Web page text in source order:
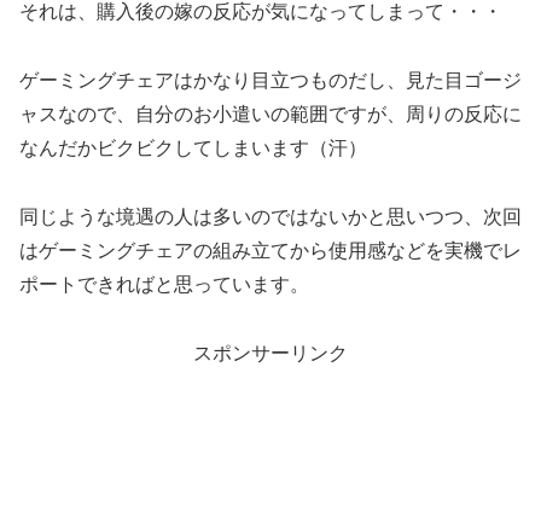
それは、購入後の嫁の反応が気になってしまって・・・
ゲーミングチェアはかなり目立つものだし、見た目ゴージ
ャスなので、自分のお小遣いの範囲ですが、周りの反応に
なんだかビクビクしてしまいます（汗）
同じような境遇の人は多いのではないかと思いつつ、次回
はゲーミングチェアの組み立てから使用感などを実機でレ
ポートできればと思っています。
スポンサーリンク